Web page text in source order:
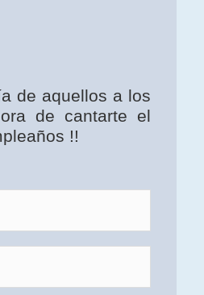
de aquellos a los
de cantarte el
!!